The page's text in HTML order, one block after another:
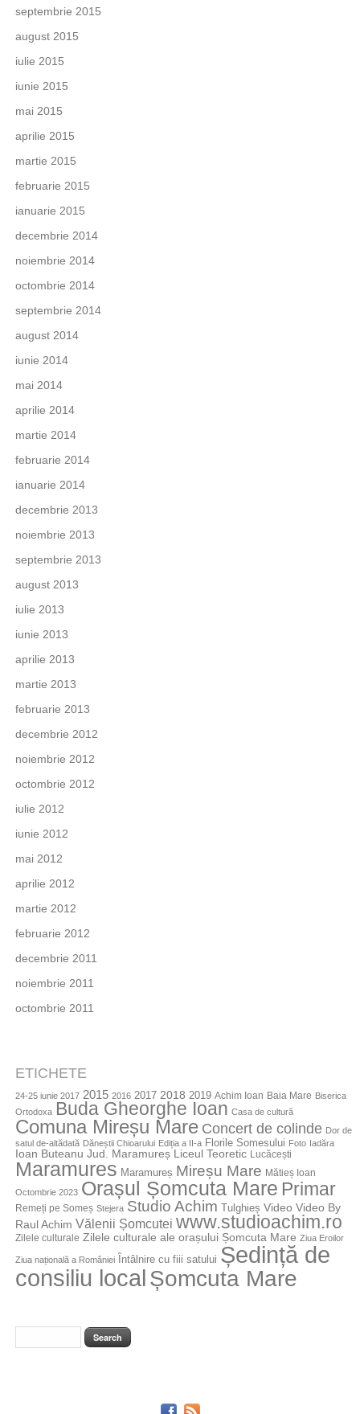
septembrie 2015
august 2015
iulie 2015
iunie 2015
mai 2015
aprilie 2015
martie 2015
februarie 2015
ianuarie 2015
decembrie 2014
noiembrie 2014
octombrie 2014
septembrie 2014
august 2014
iunie 2014
mai 2014
aprilie 2014
martie 2014
februarie 2014
ianuarie 2014
decembrie 2013
noiembrie 2013
septembrie 2013
august 2013
iulie 2013
iunie 2013
aprilie 2013
martie 2013
februarie 2013
decembrie 2012
noiembrie 2012
octombrie 2012
iulie 2012
iunie 2012
mai 2012
aprilie 2012
martie 2012
februarie 2012
decembrie 2011
noiembrie 2011
octombrie 2011
ETICHETE
24-25 iunie 2017 2015 2016 2017 2018 2019 Achim Ioan Baia Mare Biserica
Ortodoxa
Buda Gheorghe Ioan Casa de cultură
Comuna Mireșu Mare Concert de colinde Dor de
satul de-altădată Dăneștii Chioarului Ediția a II-a Florile Somesului Foto Iadăra
Ioan Buteanu Jud. Maramureș Liceul Teoretic Lucăcești
Maramures Maramureș Mireșu Mare Mătieș Ioan
Octombrie 2023 Orașul Șomcuta Mare Primar
Remeți pe Someș Stejera Studio Achim Tulghieș Video Video By
Raul Achim Vălenii Șomcutei www.studioachim.ro
Zilele culturale Zilele culturale ale orașului Șomcuta Mare Ziua Eroilor
Ziua națională a României Întâlnire cu fiii satului Ședință de
consiliu localȘomcuta Mare